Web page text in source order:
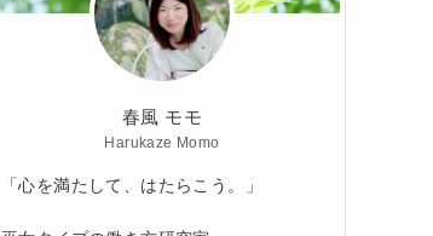
春風 モモ
Harukaze Momo
「心を満たして、はたらこう。」